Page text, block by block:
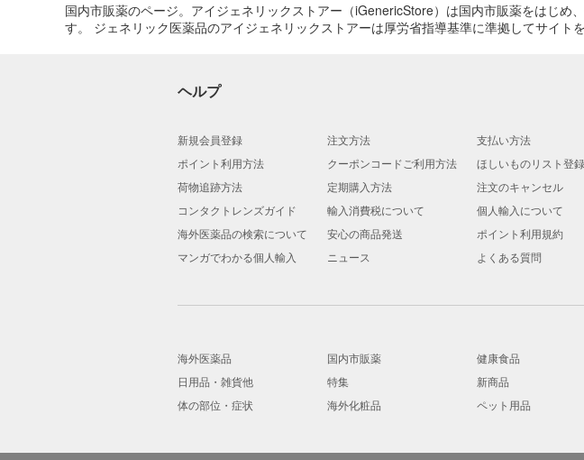
国内市販薬のページ。アイジェネリックストアー（iGenericStore）は国内市販薬をはじ
す。 ジェネリック医薬品のアイジェネリックストアーは厚労省指導基準に準拠してサイト
ヘルプ
新規会員登録 注文方法 支払い方法
ポイント利用方法
クーポンコードご利用方法 ほしいものリスト登
荷物追跡方法
定期購入方法 注文のキャンセル
コンタクトレンズガイド
輸入消費税について 個人輸入について
海外医薬品の検索について
安心の商品発送 ポイント利用規約
マンガでわかる個人輸入
ニュース よくある質問
海外医薬品 国内市販薬 健康食品
日用品・雑貨他
特集 新商品
体の部位・症状
海外化粧品 ペット用品